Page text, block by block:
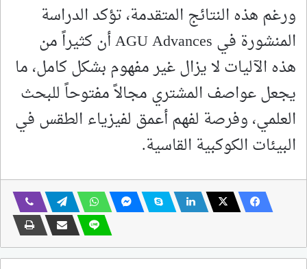
ورغم هذه النتائج المتقدمة، تؤكد الدراسة
المنشورة في AGU Advances أن كثيراً من
هذه الآليات لا يزال غير مفهوم بشكل كامل، ما
يجعل عواصف المشتري مجالاً مفتوحاً للبحث
العلمي، وفرصة لفهم أعمق لفيزياء الطقس في
البيئات الكوكبية القاسية.